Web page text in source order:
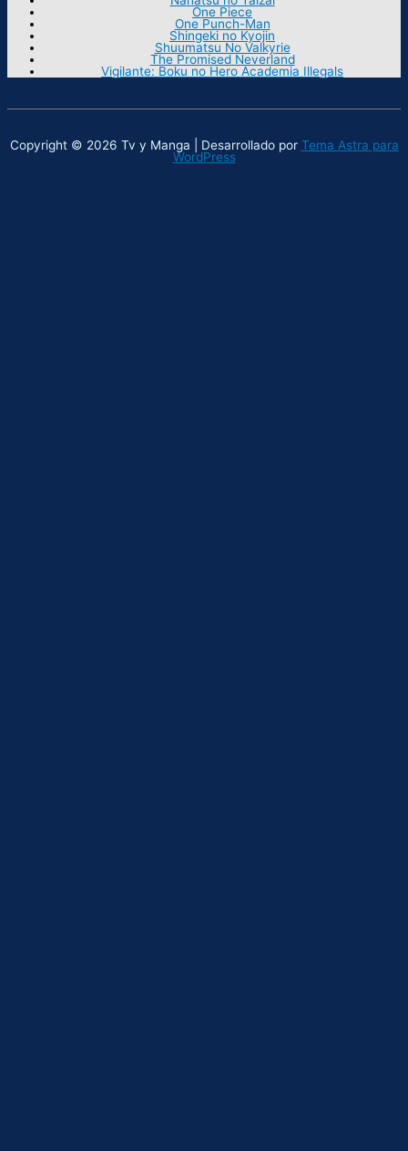
One Piece
One Punch-Man
Shingeki no Kyojin
Shuumatsu No Valkyrie
The Promised Neverland
Vigilante: Boku no Hero Academia Illegals
Copyright © 2026 Tv y Manga | Desarrollado por Tema Astra para
WordPress